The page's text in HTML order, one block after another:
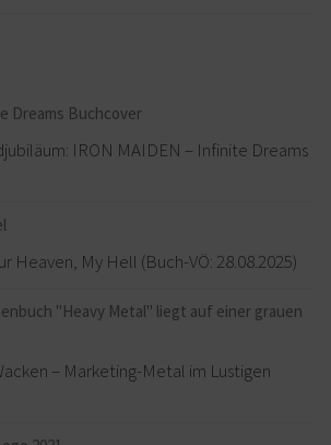
IRON MAIDEN – Infinite Dreams
Heaven, My Hell (Buch-VÖ: 28.08.2025)
– Marketing-Metal im Lustigen